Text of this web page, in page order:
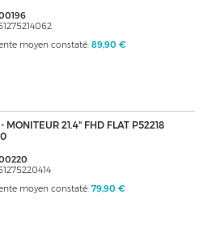
moyen constaté: 89,90 €
MONITEUR 21.4" FHD FLAT P52218
moyen constaté: 79,90 €